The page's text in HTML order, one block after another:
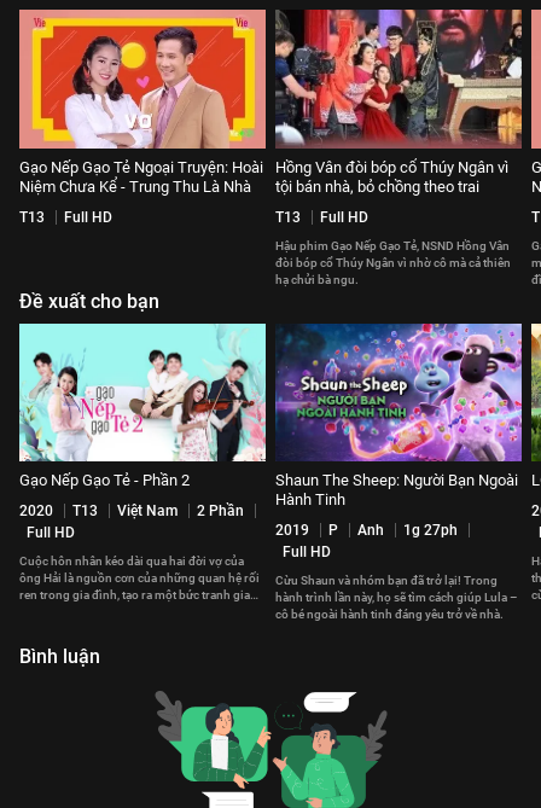
Gạo Nếp Gạo Tẻ Ngoại Truyện: Hoài
Niệm Chưa Kể - Trung Thu Là Nhà
T13 Full HD
Hồng Vân đòi bóp cổ Thúy Ngân vì
tội bán nhà, bỏ chồng theo trai
T13 Full HD
Hậu phim Gạo Nếp Gạo Tẻ, NSND Hồng Vân
đòi bóp cổ Thúy Ngân vì nhờ cô mà cả thiên
hạ chửi bà ngu.
Đề xuất cho bạn
Gạo Nếp Gạo Tẻ - Phần 2
2020 T13 Việt Nam
2 Phần
Full HD
Cuộc hôn nhân kéo dài qua hai đời vợ của
ông Hải là nguồn cơn của những quan hệ rối
ren trong gia đình, tạo ra một bức tranh gia
Shaun The Sheep: Người Bạn Ngoài
Hành Tinh
2019 P Anh
1g 27ph
Full HD
Cừu Shaun và nhóm bạn đã trở lại! Trong
hành trình lần này, họ sẽ tìm cách giúp Lula –
cô bé ngoài hành tinh đáng yêu trở về nhà.
Bình luận